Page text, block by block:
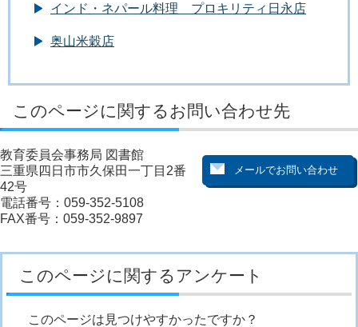
インド・ネパール料理 プロキリティ日永店
奥山米穀店
このページに関するお問い合わせ先
教育委員会事務局 図書館
三重県四日市市久保田一丁目2番
42号
電話番号：059-352-5108
FAX番号：059-352-9897
このページに関するアンケート
このページは見つけやすかったですか？